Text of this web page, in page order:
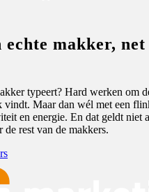
makker, net
typeert? Hard werken om
Maar dan wél met een
en energie. En dat geldt niet
rest van de makkers.